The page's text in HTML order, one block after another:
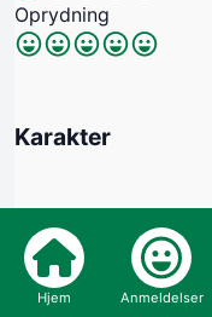
Oprydning
Karakter
Hjem Anmeldelser